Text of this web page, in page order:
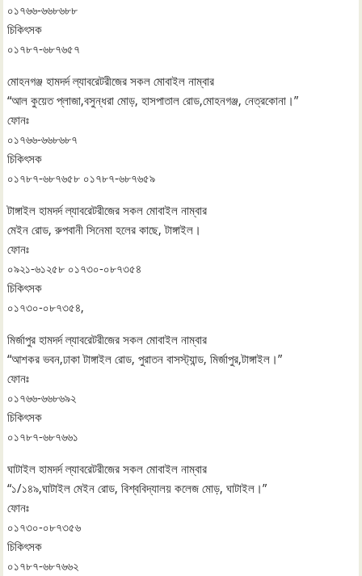
০১৭৬৬-৬৬৮৬৮৮
চিকিৎসক
০১৭৮৭-৬৮৭৬৫৭
মোহনগঞ্জ হামদর্দ ল্যাবরেটরীজের সকল মোবাইল নাম্বার
“আল কুয়েত প্লাজা,বসুন্ধরা মোড়, হাসপাতাল রোড,মোহনগঞ্জ, নেত্রকোনা।”
ফোনঃ
০১৭৬৬-৬৬৮৬৮৭
চিকিৎসক
০১৭৮৭-৬৮৭৬৫৮ ০১৭৮৭-৬৮৭৬৫৯
টাঙ্গাইল হামদর্দ ল্যাবরেটরীজের সকল মোবাইল নাম্বার
মেইন রোড, রুপবানী সিনেমা হলের কাছে, টাঙ্গাইল।
ফোনঃ
০৯২১-৬১২৫৮ ০১৭৩০-০৮৭৩৫৪
চিকিৎসক
০১৭৩০-০৮৭৩৫৪,
মির্জাপুর হামদর্দ ল্যাবরেটরীজের সকল মোবাইল নাম্বার
“আশকর ভবন,ঢাকা টাঙ্গাইল রোড, পুরাতন বাসস্ট্যান্ড, মির্জাপুর,টাঙ্গাইল।”
ফোনঃ
০১৭৬৬-৬৬৮৬৯২
চিকিৎসক
০১৭৮৭-৬৮৭৬৬১
ঘাটাইল হামদর্দ ল্যাবরেটরীজের সকল মোবাইল নাম্বার
“১/১৪৯,ঘাটাইল মেইন রোড, বিশ্ববিদ্যালয় কলেজ মোড়, ঘাটাইল।”
ফোনঃ
০১৭৩০-০৮৭৩৫৬
চিকিৎসক
০১৭৮৭-৬৮৭৬৬২